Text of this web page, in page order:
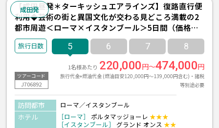
成田発
【成田昼発＊ターキッシュエアラインズ】復路直行便
利用◆芸術の街と異国文化が交わる見どころ満載の2
都市周遊＜ローマ×イスタンブール＞5日間（価格重
視ホテル利用）
5 6 7 8
ツアーコード
J706892
1名様あたり 220,000円～474,000円
旅行代金+燃油代金 (燃油目安120,000円～139,000円含む)・諸税
等別途必要
訪問都市 ローマ／イスタンブール
ホテル ［ローマ］ ポルタマッジョーレ ★★★
［イスタンブール］
グランド オンス ★★